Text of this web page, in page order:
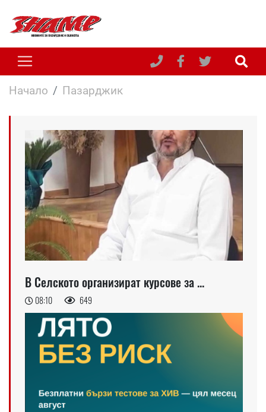
Начало Пазарджик
В Селското организират курсове за ...
08:10 649